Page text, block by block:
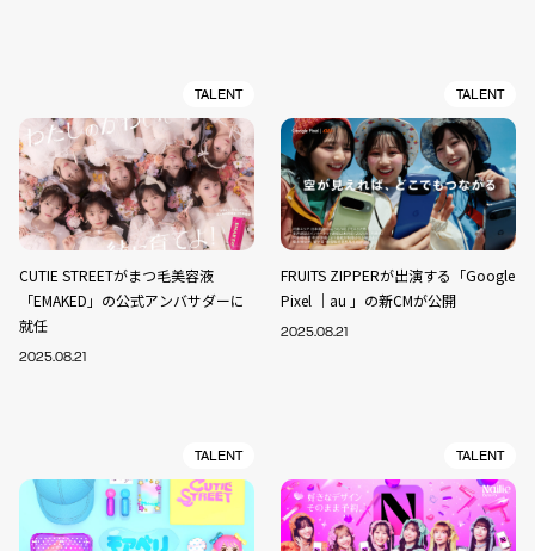
TALENT
CUTIE STREETがまつ毛美容液
「EMAKED」の公式アンバサダーに
就任
2025.08.21
TALENT
FRUITS ZIPPERが出演する「Google
Pixel ｜au 」の新CMが公開
2025.08.21
TALENT TALENT